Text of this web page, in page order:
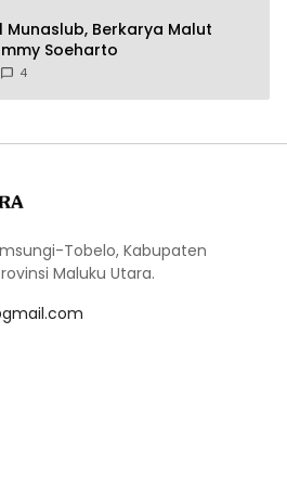
Munaslub, Berkarya Malut
Soeharto
4
Tobelo, Kabupaten
Maluku Utara.